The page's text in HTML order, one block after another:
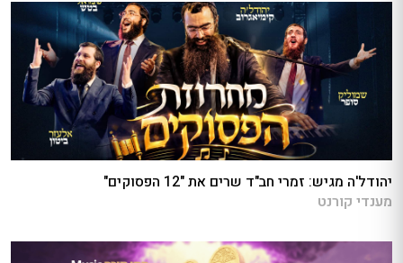
יהודל'ה מגיש: זמרי חב"ד שרים את "12 הפסוקים"
מענדי קורנט